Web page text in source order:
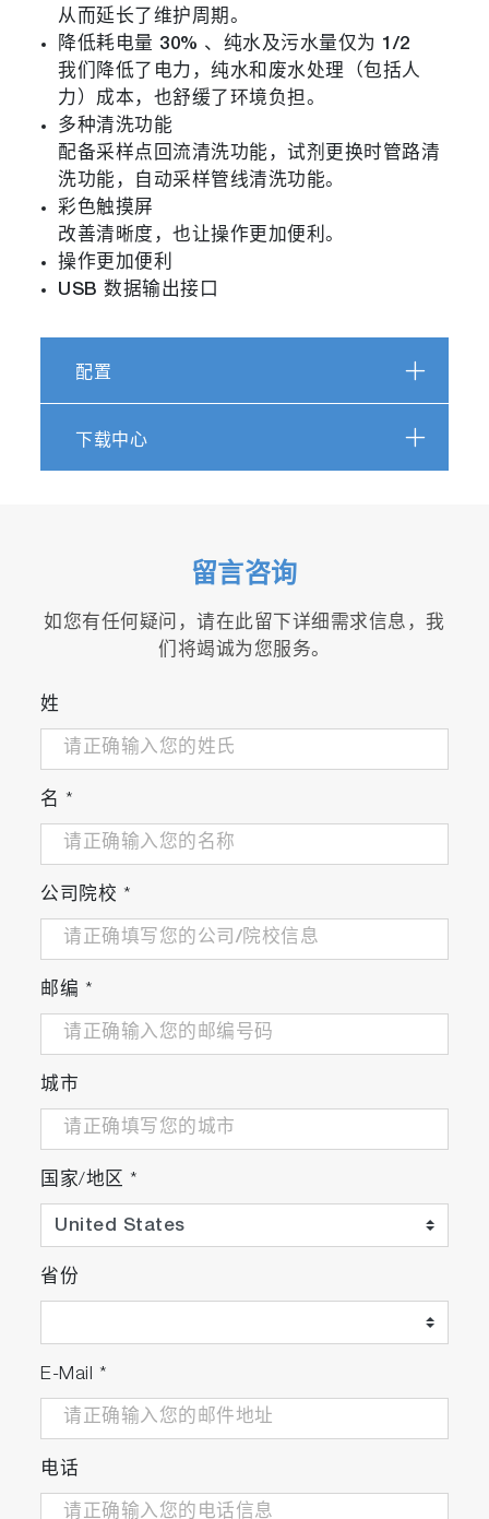
从而延长了维护周期。
降低耗电量 30% 、纯水及污水量仅为 1/2
我们降低了电力，纯水和废水处理（包括人
力）成本，也舒缓了环境负担。
多种清洗功能
配备采样点回流清洗功能，试剂更换时管路清
洗功能，自动采样管线清洗功能。
彩色触摸屏
改善清晰度，也让操作更加便利。
操作更加便利
USB 数据输出接口
配置
下载中心
留言咨询
如您有任何疑问，请在此留下详细需求信息，我
们将竭诚为您服务。
姓
名 *
公司院校 *
邮编 *
城市
国家/地区 *
省份
E-Mail *
电话